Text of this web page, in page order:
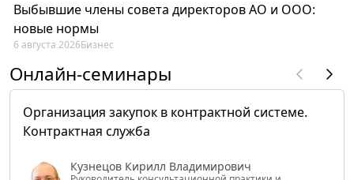
Выбывшие члены совета директоров АО и ООО:
новые нормы
6 августа 2026Бизнес
Онлайн-семинары
Организация закупок в контрактной системе.
Контрактная служба
Кузнецов Кирилл Владимирович